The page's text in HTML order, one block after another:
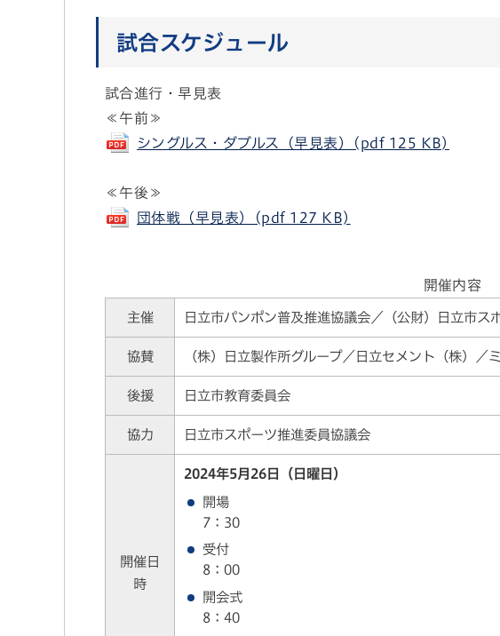
試合スケジュール
試合進行・早見表
≪午前≫
シングルス・ダブルス（早見表）(pdf 125 KB)
≪午後≫
団体戦（早見表）(pdf 127 KB)
開催内容
主催 日立市パンポン普及推進協議会／（公財）日立市ス
協賛 （株）日立製作所グループ／日立セメント（株）／
後援 日立市教育委員会
協力 日立市スポーツ推進委員協議会
開催日
時
2024年5月26日（日曜日）
開場
7：30
受付
8：00
開会式
8：40